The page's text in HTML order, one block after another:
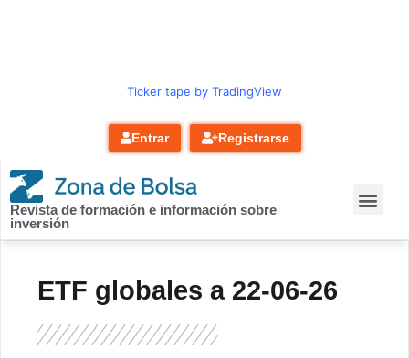
Ticker tape by TradingView
Entrar Registrarse
Revista de formación e información sobre
inversión
ETF globales a 22-06-26